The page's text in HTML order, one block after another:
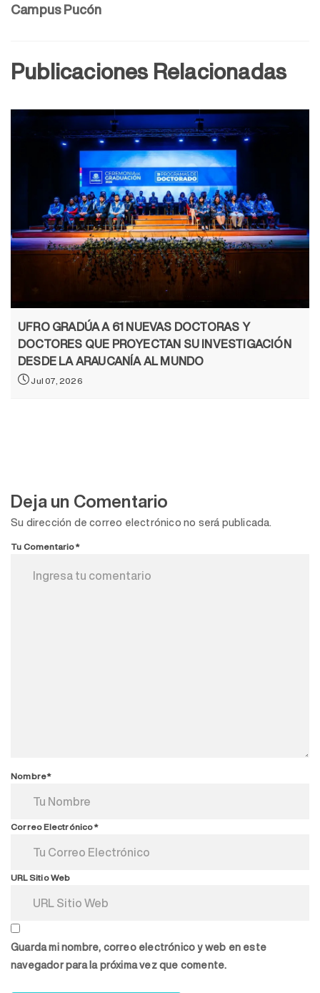
Campus Pucón
Publicaciones Relacionadas
UFRO GRADÚA A 61 NUEVAS DOCTORAS Y
DOCTORES QUE PROYECTAN SU INVESTIGACIÓN
DESDE LA ARAUCANÍA AL MUNDO
Jul 07, 2026
Deja un Comentario
Su dirección de correo electrónico no será publicada.
Tu Comentario*
Nombre*
Correo Electrónico*
URL Sitio Web
Guarda mi nombre, correo electrónico y web en este
navegador para la próxima vez que comente.